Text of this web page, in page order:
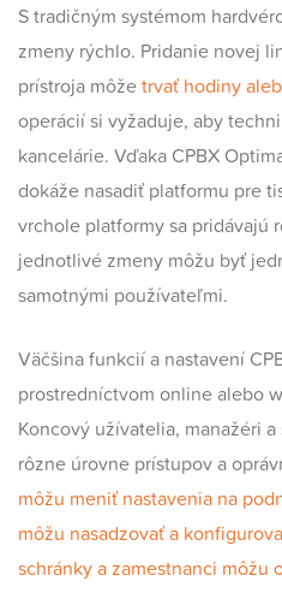
S tradičným systémom
zmeny rýchlo. Pridanie novej
prístroja môže trvať hodiny
operácií si vyžaduje, aby
kancelárie. Vďaka CPBX
dokáže nasadiť platformu pre
vrchole platformy sa pridávajú
jednotlivé zmeny môžu byť
samotnými používateľmi.
Väčšina funkcií a nastavení
prostredníctvom online alebo
Koncový užívatelia, manažéri
rôzne úrovne prístupov a
môžu meniť nastavenia na
môžu nasadzovať a
schránky a zamestnanci môžu